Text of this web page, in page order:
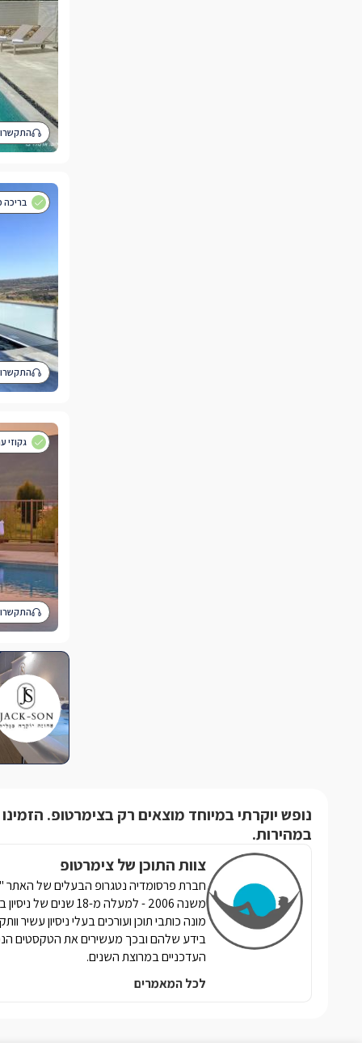
התקשרו
התקשרו
בריכה
התקשרו
גקוזי
נופש יוקרתי במיוחד מוצאים רק בצימרטופ.
במהירות.
צוות התוכן של צימרטופ
חברת פרסומדיה נטגרופ הבעלים של האתר
משנה 2006 - למעלה
מונה כותבי תוכן ועורכים בעלי ניסיון עשיר
בידע שלהם ובכך מעשירים את הטקסטים
העדכניים במרוצת השנים.
לכל המאמרים